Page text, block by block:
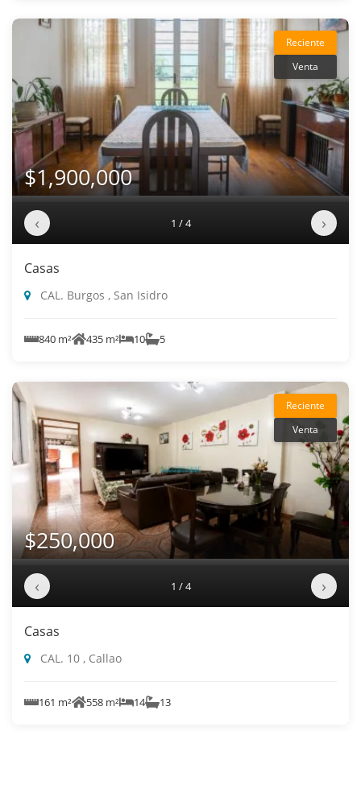
Reciente
Venta
$1,900,000
‹ 1 / 4 ›
Casas
CAL. Burgos , San Isidro
840 m² 435 m² 10 5
Reciente
Venta
$250,000
‹ 1 / 4 ›
Casas
CAL. 10 , Callao
161 m² 558 m² 14 13